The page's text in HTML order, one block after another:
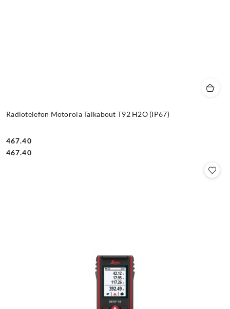
Radiotelefon Motorola Talkabout T92 H2O (IP67)
Cena:
467.40
Cena:
467.40